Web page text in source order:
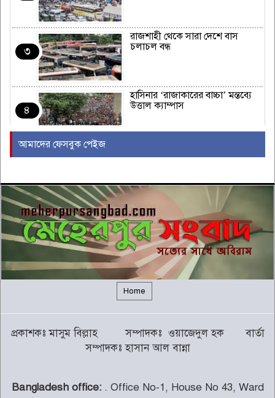
৩
রাজশাহী থেকে সারা দেশে বাস
চলাচল বন্ধ
৪
হাসিনার ‘রাজাকারের বাচ্চা’ মন্তব্যে
উত্তাল ক্যাম্পাস
৬
বন্যায় সাপের উপদ্রব বাড়ছে, চট্টগ্রামে
৭ দিনে কামড়ের শিকার ৯৩ জন
গালর্স কলেজে শিক্ষকতা করায় পদ
হারালেন কুষ্টিয়া জেলা জামায়াতের
সেক্রেটারি
চট্টগ্রামের পাঁচ জেলায় ভূমিধসের
সতর্কতা
থামছে না পাহাড়ে বানভাসিদের কান্না
আমাদের ফেসবুক পেইজ
Home
প্রকাশকঃ মাসুম বিল্লাহ সম্পাদকঃ ওয়াজেদুল হক বার্তা
সম্পাদকঃ হাসান আল বান্না
Bangladesh office:. Office No-1, House No 43, Ward